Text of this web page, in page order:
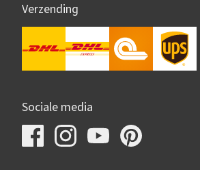
Verzending
Sociale media